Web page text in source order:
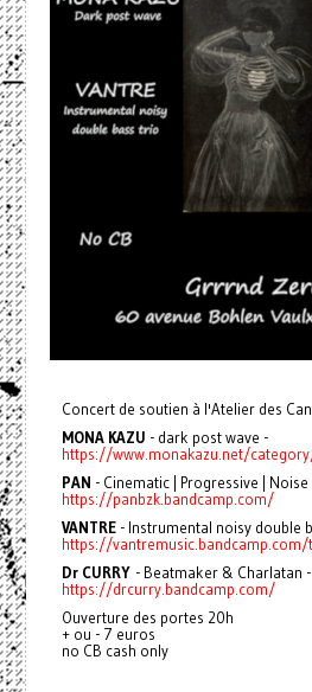
Concert de soutien à l'Atelier des
MONA KAZU - dark post wave -
https://www.monakazu.net/
PAN - Cinematic | Progressive |
https://panbzk.bandcamp.com/
VANTRE- Instrumental noisy double
https://
Dr CURRY- Beatmaker & Charlatan -
https://drcurry.bandcamp.com/
Ouverture des portes 20h
+ ou - 7 euros
no CB cash only